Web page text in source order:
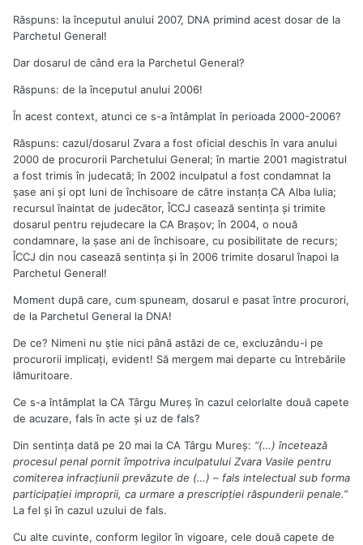
Răspuns: la începutul anului 2007, DNA primind acest dosar de la
Parchetul General!
Dar dosarul de când era la Parchetul General?
Răspuns: de la începutul anului 2006!
În acest context, atunci ce s-a întâmplat în perioada 2000-2006?
Răspuns: cazul/dosarul Zvara a fost oficial deschis în vara anului
2000 de procurorii Parchetului General; în martie 2001 magistratul
a fost trimis în judecată; în 2002 inculpatul a fost condamnat la
şase ani şi opt luni de închisoare de către instanţa CA Alba Iulia;
recursul înaintat de judecător, ÎCCJ casează sentinţa şi trimite
dosarul pentru rejudecare la CA Braşov; în 2004, o nouă
condamnare, la şase ani de închisoare, cu posibilitate de recurs;
ÎCCJ din nou casează sentinţa şi în 2006 trimite dosarul înapoi la
Parchetul General!
Moment după care, cum spuneam, dosarul e pasat între procurori,
de la Parchetul General la DNA!
De ce? Nimeni nu ştie nici până astăzi de ce, excluzându-i pe
procurorii implicaţi, evident! Să mergem mai departe cu întrebările
lămuritoare.
Ce s-a întâmplat la CA Târgu Mureş în cazul celorlalte două capete
de acuzare, fals în acte şi uz de fals?
Din sentinţa dată pe 20 mai la CA Târgu Mureş: “(…) încetează
procesul penal pornit împotriva inculpatului Zvara Vasile pentru
comiterea infracţiunii prevăzute de (…) – fals intelectual sub forma
participaţiei improprii, ca urmare a prescripţiei răspunderii penale.”
La fel şi în cazul uzului de fals.
Cu alte cuvinte, conform legilor în vigoare, cele două capete de